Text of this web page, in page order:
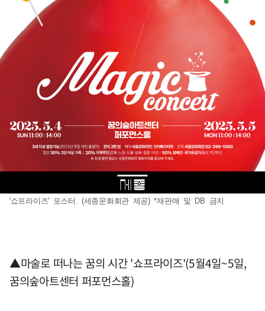
'쇼프라이즈' 포스터. (세종문화회관 제공) *재판매 및 DB 금지
▲마술로 떠나는 꿈의 시간 '쇼프라이즈'(5월4일~5일,
꿈의숲아트센터 퍼포먼스홀)